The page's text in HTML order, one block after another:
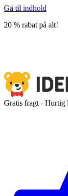
Gå til indhold
20 % rabat på alt!
Gratis fragt - Hurtig